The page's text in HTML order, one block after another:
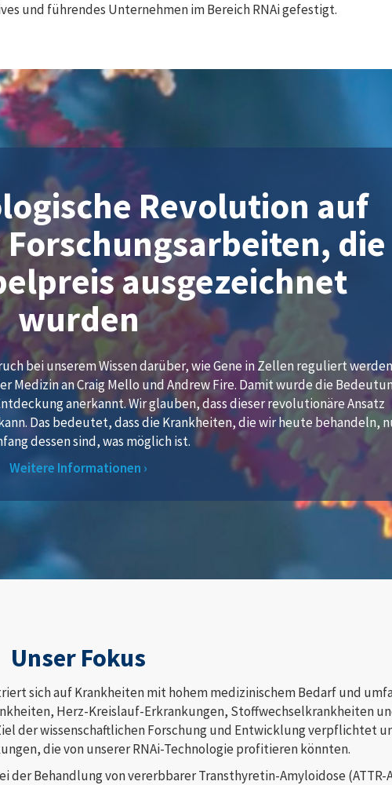
und führendes Unternehmen im Bereich RNAi gefestigt.
Revolution auf
die
ausgezeichnet
wurden
bei unserem Wissen darüber, wie Gene in Zellen reguliert
Medizin an Craig Mello und Andrew Fire. Damit wurde die
anerkannt. Wir glauben, dass dieser revolutionäre Ansatz
Das bedeutet, dass die Krankheiten, die wir heute behandeln,
dessen sind, was möglich ist.
Weitere Informationen ›
Unser Fokus
sich auf Krankheiten mit hohem medizinischem Bedarf und
Herz-Kreislauf-Erkrankungen, Stoffwechselkrankheiten
der wissenschaftlichen Forschung und Entwicklung verpflichtet
die von unserer RNAi-Technologie profitieren könnten.
der Behandlung von vererbbarer Transthyretin-Amyloidose